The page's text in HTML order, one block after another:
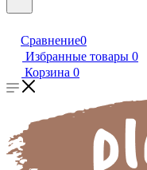
Сравнение0
Избранные товары 0
Корзина 0